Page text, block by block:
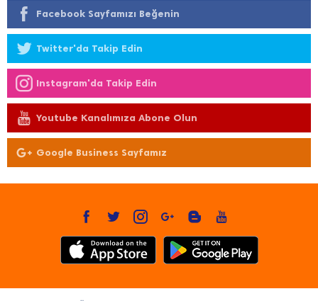
Facebook Sayfamızı Beğenin
Twitter'da Takip Edin
Instagram'da Takip Edin
Youtube Kanalımıza Abone Olun
Google Business Sayfamız